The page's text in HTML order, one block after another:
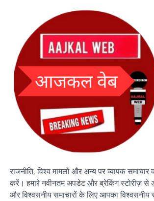
राजनीति, विश्व मामलों और अन्य पर व्यापक
करें। हमारे नवीनतम अपडेट और ब्रेकिंग स्टोरीज़
और विश्वसनीय समाचारों के लिए आपका विश्वसनीय